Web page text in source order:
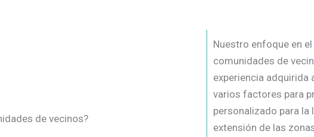
de vecinos?
Nuestro enfoque en
comunidades de
experiencia adquirida
varios factores para
personalizado para la
extensión de las